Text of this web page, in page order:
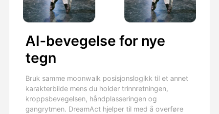
AI-bevegelse for nye
tegn
Bruk samme moonwalk posisjonslogikk til et annet
karakterbilde mens du holder trinnretningen,
kroppsbevegelsen, håndplasseringen og
gangrytmen. DreamAct hjelper til med å overføre